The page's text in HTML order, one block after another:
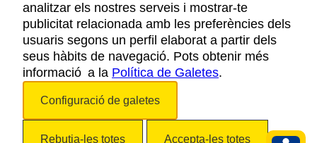
AVÍS LEGAL
POLÍTICA DE PRIVACITAT
COOKIES
ACCESSIBILITAT
analitzar els nostres serveis i mostrar-te
publicitat relacionada amb les preferències dels
usuaris segons un perfil elaborat a partir dels
seus hàbits de navegació. Pots obtenir més
informació a la Política de Galetes.
Configuració de galetes
Rebutja-les totes Accepta-les totes